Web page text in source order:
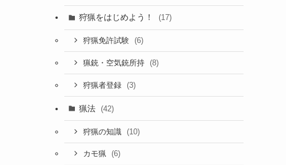
狩猟をはじめよう！ (17)
狩猟免許試験 (6)
猟銃・空気銃所持 (8)
狩猟者登録 (3)
猟法 (42)
狩猟の知識 (10)
カモ猟 (6)